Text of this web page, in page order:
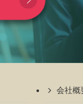
会社概